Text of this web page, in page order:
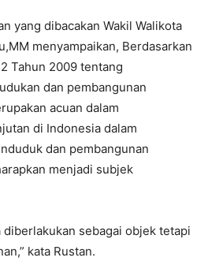
yang dibacakan Wakil Walikota
menyampaikan, Berdasarkan
Tahun 2009 tentang
dan pembangunan
acuan dalam
di Indonesia dalam
dan pembangunan
menjadi subjek
diberlakukan sebagai objek tetapi
kata Rustan.